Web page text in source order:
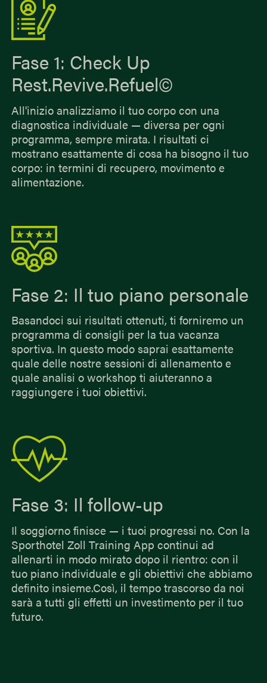
Fase 1: Check Up
Rest.Revive.Refuel©
All'inizio analizziamo il tuo corpo con una
diagnostica individuale — diversa per ogni
programma, sempre mirata. I risultati ci
mostrano esattamente di cosa ha bisogno il tuo
corpo: in termini di recupero, movimento e
alimentazione.
Fase 2: Il tuo piano personale
Basandoci sui risultati ottenuti, ti forniremo un
programma di consigli per la tua vacanza
sportiva. In questo modo saprai esattamente
quale delle nostre sessioni di allenamento e
quale analisi o workshop ti aiuteranno a
raggiungere i tuoi obiettivi.
Fase 3: Il follow-up
Il soggiorno finisce — i tuoi progressi no. Con la
Sporthotel Zoll Training App continui ad
allenarti in modo mirato dopo il rientro: con il
tuo piano individuale e gli obiettivi che abbiamo
definito insieme.Così, il tempo trascorso da noi
sarà a tutti gli effetti un investimento per il tuo
futuro.